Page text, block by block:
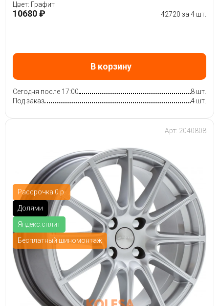
Цвет: Графит
10680 ₽ 42720 за 4 шт.
В корзину
Сегодня после 17:00
8 шт.
Под заказ
4 шт.
Рассрочка 0 р.
Долями
Яндекс.сплит
Бесплатный шиномонтаж
Арт: 2040808